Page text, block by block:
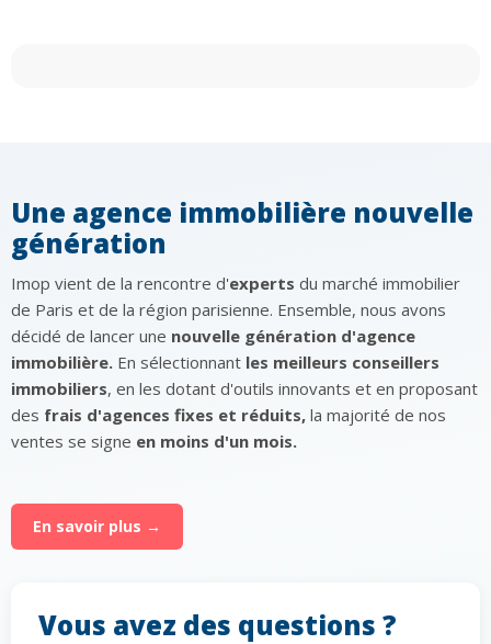
Une agence immobilière nouvelle
génération
Imop vient de la rencontre d'experts du marché immobilier
de Paris et de la région parisienne. Ensemble, nous avons
décidé de lancer une nouvelle génération d'agence
immobilière. En sélectionnant les meilleurs conseillers
immobiliers, en les dotant d'outils innovants et en proposant
des frais d'agences fixes et réduits, la majorité de nos
ventes se signe en moins d'un mois.
En savoir plus →
Vous avez des questions ?